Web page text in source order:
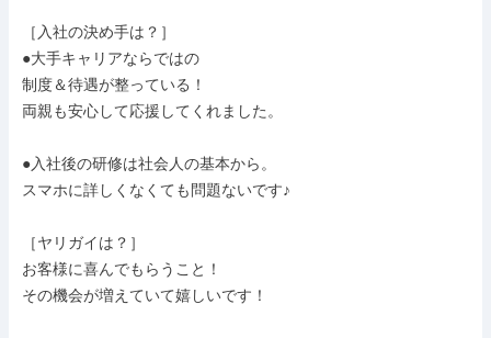
［入社の決め手は？］
●大手キャリアならではの
制度＆待遇が整っている！
両親も安心して応援してくれました。
●入社後の研修は社会人の基本から。
スマホに詳しくなくても問題ないです♪
［ヤリガイは？］
お客様に喜んでもらうこと！
その機会が増えていて嬉しいです！